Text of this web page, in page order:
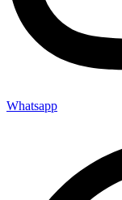
Whatsapp